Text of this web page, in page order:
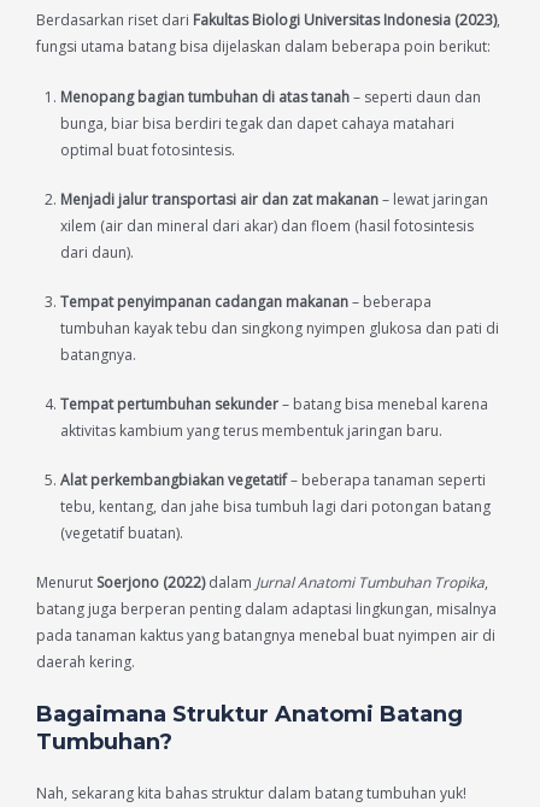
Berdasarkan riset dari Fakultas Biologi Universitas Indonesia (2023),
fungsi utama batang bisa dijelaskan dalam beberapa poin berikut:
Menopang bagian tumbuhan di atas tanah– seperti daun dan
bunga, biar bisa berdiri tegak dan dapet cahaya matahari
optimal buat fotosintesis.
Menjadi jalur transportasi air dan zat makanan– lewat jaringan
xilem (air dan mineral dari akar) dan floem (hasil fotosintesis
dari daun).
Tempat penyimpanan cadangan makanan– beberapa
tumbuhan kayak tebu dan singkong nyimpen glukosa dan pati di
batangnya.
Tempat pertumbuhan sekunder– batang bisa menebal karena
aktivitas kambium yang terus membentuk jaringan baru.
Alat perkembangbiakan vegetatif– beberapa tanaman seperti
tebu, kentang, dan jahe bisa tumbuh lagi dari potongan batang
(vegetatif buatan).
Menurut Soerjono (2022)dalam Jurnal Anatomi Tumbuhan Tropika,
batang juga berperan penting dalam adaptasi lingkungan, misalnya
pada tanaman kaktus yang batangnya menebal buat nyimpen air di
daerah kering.
Bagaimana Struktur Anatomi Batang
Tumbuhan?
Nah, sekarang kita bahas struktur dalam batang tumbuhan yuk!